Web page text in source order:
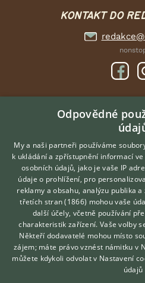
KONTAKT DO
DOMOVSKÁ
DISKUSE
O nás
Možnosti
Podmínky
Zpracování
Odpovědné
My a naši partneři používáme
k ukládání a zpřístupnění informací
osobních údajů, jako je vaše IP
údaje o prohlížení, pro
reklamy a obsahu, analýzu publika
třetích stran (1866) mohou vaše
další účely, včetně používání
charakteristik zařízení. Vaše volby
Někteří dodavatelé mohou místo
zájem; máte právo vznést námitku v
můžete kdykoli odvolat v Nastavení
údajů